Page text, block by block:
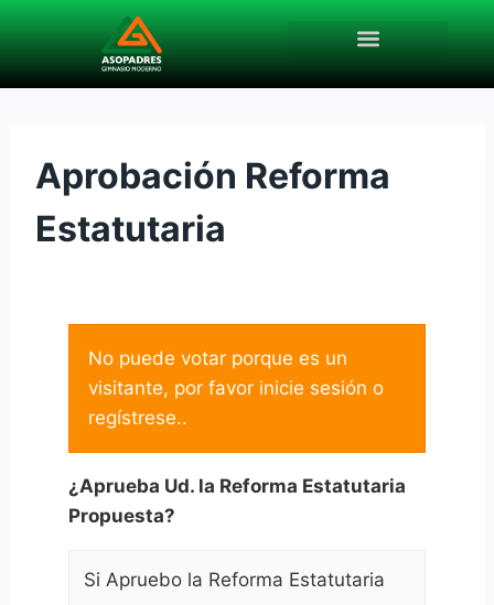
Aprobación Reforma
Estatutaria
No puede votar porque es un
visitante, por favor inicie sesión o
regístrese..
¿Aprueba Ud. la Reforma Estatutaria
Propuesta?
Si Apruebo la Reforma Estatutaria